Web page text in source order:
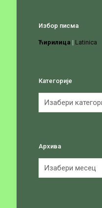
Избор писма
Ћирилица | Latinica
Категорије
Архива